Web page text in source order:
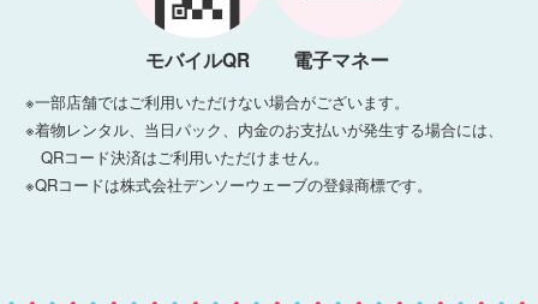
モバイルQR 電子マネー
※一部店舗ではご利用いただけない場合がございます。
※着物レンタル、当日パック、内金のお支払いが発生する場合には、
QRコード決済はご利用いただけません。
※QRコードは株式会社デンソーウェーブの登録商標です。